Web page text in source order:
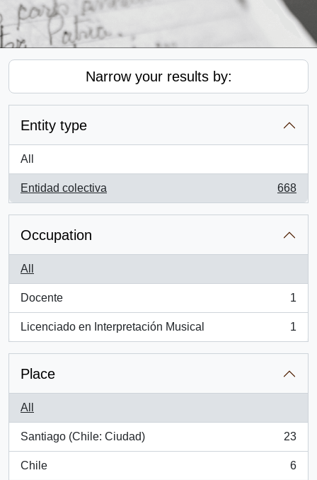
Narrow your results by:
Entity type
All
Entidad colectiva
, 668 results
668
Occupation
All
Docente
, 1 results
1
Licenciado en Interpretación Musical
, 1 results
1
Place
All
Santiago (Chile: Ciudad)
, 23 results
23
Chile
, 6 results
6